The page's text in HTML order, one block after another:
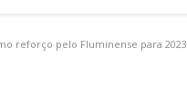
reforço pelo Fluminense para 2023